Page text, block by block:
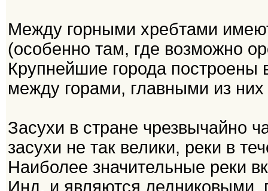
Между горными хребтами
(особенно там, где возможно
Крупнейшие города построены
между горами, главными из
Засухи в стране чрезвычайно
засухи не так велики, реки в
Наиболее значительные реки
Инд, и являются ледниковыми,